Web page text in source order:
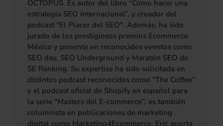
OCTOPUS. Es autor del libro “Como hacer una
estrategia SEO internacional”, y creador del
podcast "El Placer del SEO". Además, ha sido
jurado de los prestigiosos premios Ecommerce
México y ponente en reconocidos eventos como
SEO day, SEO Underground y Maratón SEO de
SE Ranking. Su expertise ha sido solicitada en
distintos podcast reconocidos como “The Coffee”
y el podcast oficial de Shopify en español para
la serie “Masters del E-commerce”, es también
columnista en publicaciones de marketing
digital como Marketing4Ecommerce. Eric aporta